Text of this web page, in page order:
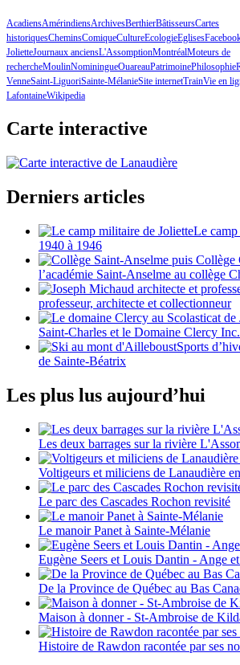
AcadiensAmérindiensArchivesBerthierBâtisseursCartes
historiquesCheminsComiqueCultureEcologieEglises
JolietteJournaux anciensL'AssomptionMontréalMoteurs de
rechercheMoulinNominingueOuareauPatrimoinePhilosophie
VenneSaint-LiguoriSainte-MélanieSite internetTrainVie en
LafontaineWikipedia
Carte interactive
Derniers articles
Le
1940 à 1946
l’académie Saint-Anselme au collège
professeur, architecte et collectionneur
Saint-Charles et le Domaine Clercy Inc.
Sports
de Sainte-Béatrix
Les plus lus aujourd’hui
Les deux barrages sur la rivière
Voltigeurs et miliciens de Lanaudière
Le parc des Cascades Rochon revisité
Le manoir Panet à Sainte-Mélanie
Eugène Seers et Louis Dantin - Ange
De la Province de Québec au Bas
Maison à donner - St-Ambroise de
Histoire de Rawdon racontée par ses